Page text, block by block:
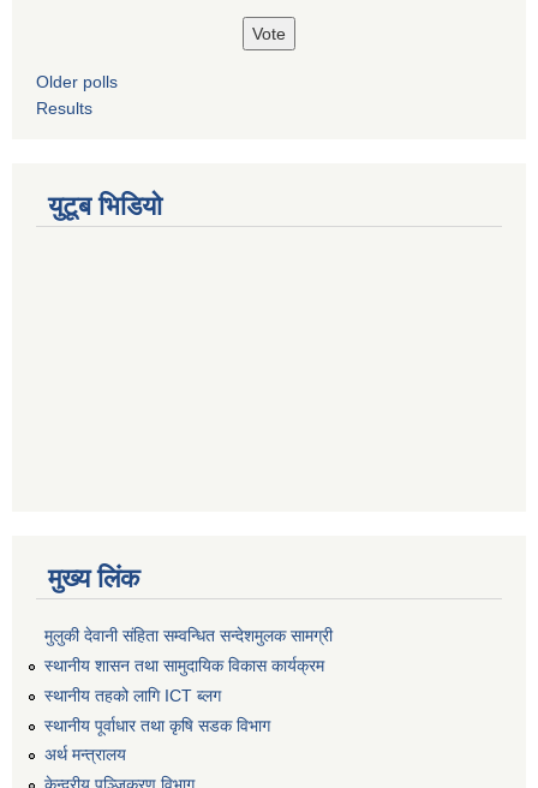
Older polls
Results
युटूब भिडियो
मुख्य लिंक
मुलुकी देवानी संहिता सम्वन्धित सन्देशमुलक सामग्री
स्थानीय शासन तथा सामुदायिक विकास कार्यक्रम
स्थानीय तहको लागि ICT ब्लग
स्थानीय पूर्वाधार तथा कृषि सडक विभाग
अर्थ मन्त्रालय